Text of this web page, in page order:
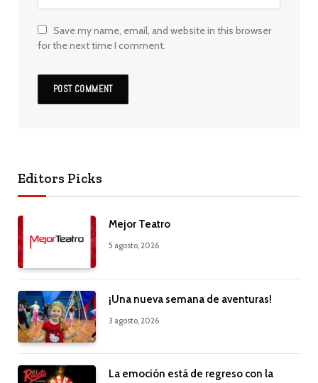
Save my name, email, and website in this browser
for the next time I comment.
Editors Picks
Mejor Teatro
5 agosto, 2026
¡Una nueva semana de aventuras!
3 agosto, 2026
La emoción está de regreso con la